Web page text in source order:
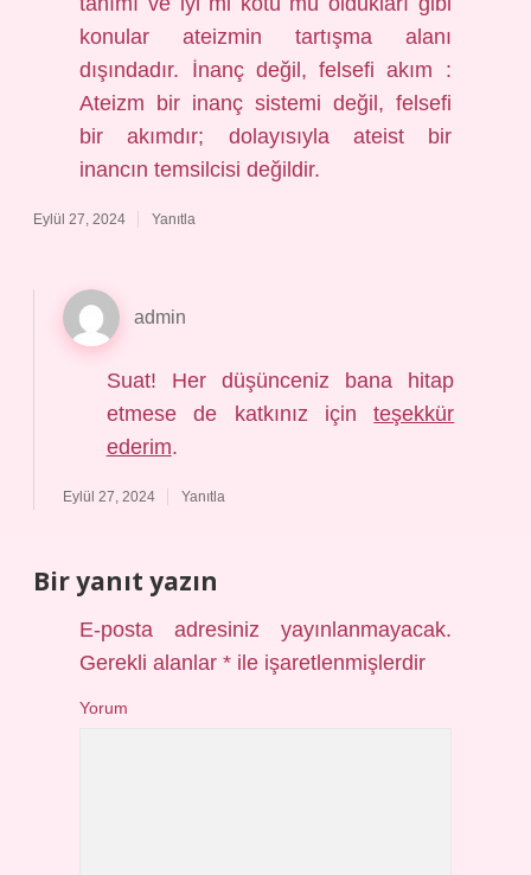
konular ateizmin tartışma alanı
dışındadır. İnanç değil, felsefi akım :
Ateizm bir inanç sistemi değil, felsefi
bir akımdır; dolayısıyla ateist bir
inancın temsilcisi değildir.
Eylül 27, 2024 Yanıtla
admin
Suat! Her düşünceniz bana hitap
etmese de katkınız içinteşekkür
ederim.
Eylül 27, 2024 Yanıtla
Bir yanıt yazın
E-posta adresiniz yayınlanmayacak.
Gerekli alanlar* ile işaretlenmişlerdir
Yorum